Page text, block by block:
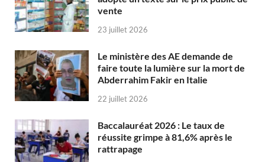
vente
23 juillet 2026
Le ministère des AE demande de
faire toute la lumière sur la mort de
Abderrahim Fakir en Italie
22 juillet 2026
Baccalauréat 2026 : Le taux de
réussite grimpe à 81,6% après le
rattrapage